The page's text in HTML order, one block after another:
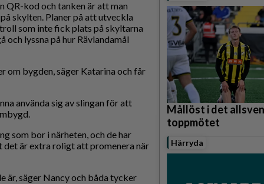
QR-kod och tanken är att man
skylten. Planer på att utveckla
som inte fick plats på skyltarna
lyssna på hur Rävlandamål
om bygden, säger Katarina och får
använda sig av slingan för att
som bor i närheten, och de har
det är extra roligt att promenera när
är, säger Nancy och båda tycker
Mållöst i det
toppmötet
Härryda